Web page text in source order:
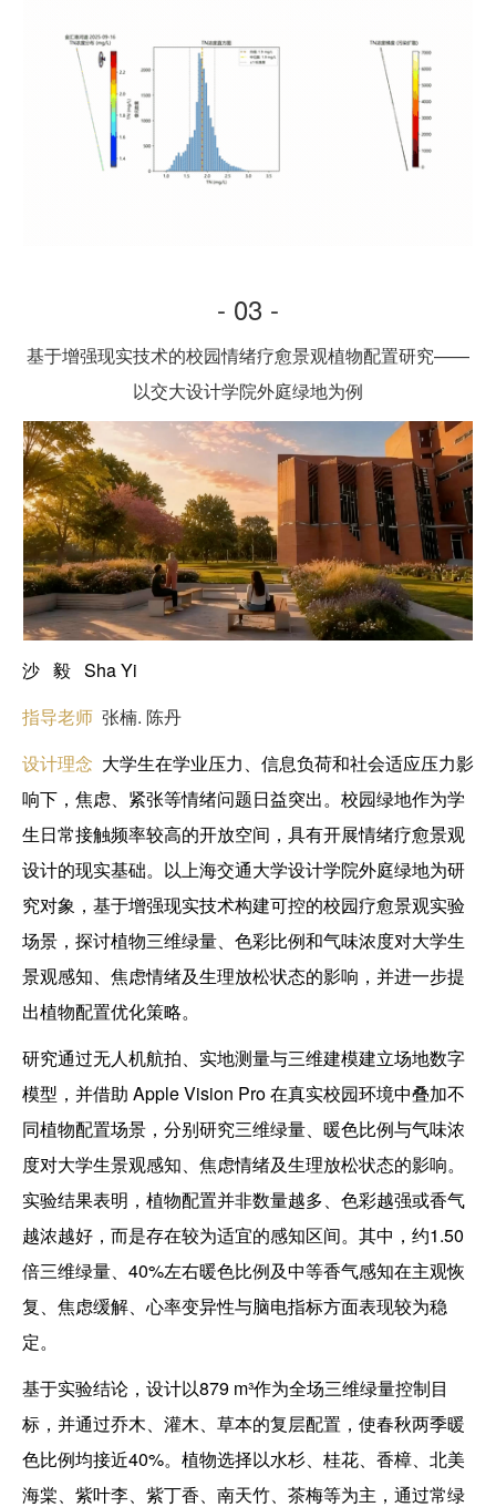
- 03 -
基于增强现实技术的校园情绪疗愈景观植物配置研究——
以交大设计学院外庭绿地为例
沙 毅 Sha Yi
指导老师 张楠. 陈丹
设计理念 大学生在学业压力、信息负荷和社会适应压力影
响下，焦虑、紧张等情绪问题日益突出。校园绿地作为学
生日常接触频率较高的开放空间，具有开展情绪疗愈景观
设计的现实基础。以上海交通大学设计学院外庭绿地为研
究对象，基于增强现实技术构建可控的校园疗愈景观实验
场景，探讨植物三维绿量、色彩比例和气味浓度对大学生
景观感知、焦虑情绪及生理放松状态的影响，并进一步提
出植物配置优化策略。
研究通过无人机航拍、实地测量与三维建模建立场地数字
模型，并借助 Apple Vision Pro 在真实校园环境中叠加不
同植物配置场景，分别研究三维绿量、暖色比例与气味浓
度对大学生景观感知、焦虑情绪及生理放松状态的影响。
实验结果表明，植物配置并非数量越多、色彩越强或香气
越浓越好，而是存在较为适宜的感知区间。其中，约1.50
倍三维绿量、40%左右暖色比例及中等香气感知在主观恢
复、焦虑缓解、心率变异性与脑电指标方面表现较为稳
定。
基于实验结论，设计以879 m³作为全场三维绿量控制目
标，并通过乔木、灌木、草本的复层配置，使春秋两季暖
色比例均接近40%。植物选择以水杉、桂花、香樟、北美
海棠、紫叶李、紫丁香、南天竹、茶梅等为主，通过常绿